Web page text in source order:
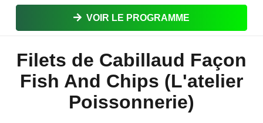
VOIR LE PROGRAMME
Filets de Cabillaud Façon
Fish And Chips (L'atelier
Poissonnerie)